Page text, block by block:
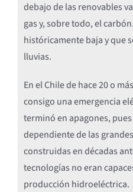
debajo de las renovables
gas y, sobre todo, el
históricamente baja y que
lluvias.
En el Chile de hace 20 o
consigo una emergencia
terminó en apagones,
dependiente de las
construidas en décadas
tecnologías no eran
producción hidroeléctrica.